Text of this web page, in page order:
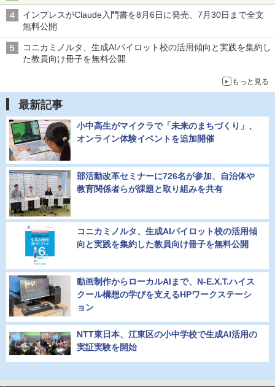
インプレスがClaude入門書を8月6日に発売、7月30日まで全文
無料公開
コニカミノルタ、生成AIパイロット校の活用傾向と実践を集約し
た教員向け冊子を無料公開
もっと見る
最新記事
小中高生がマイクラで「未来のまちづくり」、
オンライン体験イベントを追加開催
部活動改革セミナーに726名が参加、自治体や
教育関係者らが課題と取り組みを共有
コニカミノルタ、生成AIパイロット校の活用傾
向と実践を集約した教員向け冊子を無料公開
動画制作からローカルAIまで、N-E.X.T.ハイス
クール構想の学びを支えるHPワークステーシ
ョン
NTT東日本、江東区の小中学校で生成AI活用の
実証実験を開始